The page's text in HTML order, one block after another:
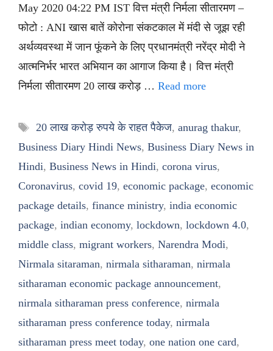
May 2020 04:22 PM IST वित्त मंत्री निर्मला सीतारमण –
फोटो : ANI खास बातें कोरोना संकटकाल में मंदी से जूझ रही
अर्थव्यवस्था में जान फूंकने के लिए प्रधानमंत्री नरेंद्र मोदी ने
आत्मनिर्भर भारत अभियान का आगाज किया है। वित्त मंत्री
निर्मला सीतारमण 20 लाख करोड़ … Read more
Tags
20 लाख करोड़ रुपये के राहत पैकेज, anurag thakur,
Business Diary Hindi News, Business Diary News in
Hindi, Business News in Hindi, corona virus,
Coronavirus, covid 19, economic package, economic
package details, finance ministry, india economic
package, indian economy, lockdown, lockdown 4.0,
middle class, migrant workers, Narendra Modi,
Nirmala sitaraman, nirmala sitharaman, nirmala
sitharaman economic package announcement,
nirmala sitharaman press conference, nirmala
sitharaman press conference today, nirmala
sitharaman press meet today, one nation one card,